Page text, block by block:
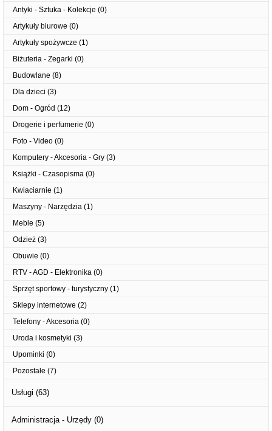
Antyki - Sztuka - Kolekcje (0)
Artykuły biurowe (0)
Artykuły spożywcze (1)
Biżuteria - Zegarki (0)
Budowlane (8)
Dla dzieci (3)
Dom - Ogród (12)
Drogerie i perfumerie (0)
Foto - Video (0)
Komputery - Akcesoria - Gry (3)
Książki - Czasopisma (0)
Kwiaciarnie (1)
Maszyny - Narzędzia (1)
Meble (5)
Odzież (3)
Obuwie (0)
RTV - AGD - Elektronika (0)
Sprzęt sportowy - turystyczny (1)
Sklepy internetowe (2)
Telefony - Akcesoria (0)
Uroda i kosmetyki (3)
Upominki (0)
Pozostałe (7)
Usługi (63)
Administracja - Urzędy (0)